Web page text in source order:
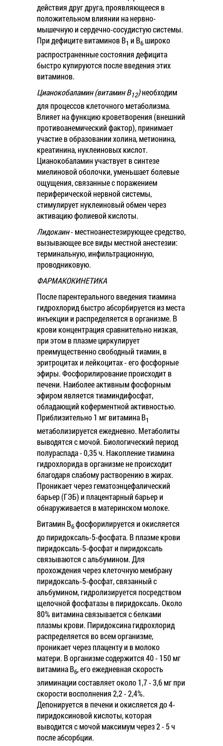
действия друг друга, проявляющееся в
положительном влиянии на нервно-
мышечную и сердечно-сосудистую системы.
При дефиците витаминов B1 и В6 широко
распространенные состояния дефицита
быстро купируются после введения этих
витаминов.
Цианокобаламин (витамин B12)необходим
для процессов клеточного метаболизма.
Влияет на функцию кроветворения (внешний
противоанемический фактор), принимает
участие в образовании холина, метионина,
креатинина, нуклеиновых кислот.
Цианокобаламин участвует в синтезе
миелиновой оболочки, уменьшает болевые
ощущения, связанные с поражением
периферической нервной системы,
стимулирует нуклеиновый обмен через
активацию фолиевой кислоты.
Лидокаин- местноанестезирующее средство,
вызывающее все виды местной анестезии:
терминальную, инфильтрационную,
проводниковую.
ФАРМАКОКИНЕТИКА
После парентерального введения тиамина
гидрохлорид быстро абсорбируется из места
инъекции и распределяется в организме. В
крови концентрация сравнительно низкая,
при этом в плазме циркулирует
преимущественно свободный тиамин, в
эритроцитах и лейкоцитах - его фосфорные
эфиры. Фосфорилирование происходит в
печени. Наиболее активным фосфорным
эфиром является тиаминдифосфат,
обладающий коферментной активностью.
Приблизительно 1 мг витамина B1
метаболизируется ежедневно. Метаболиты
выводятся с мочой. Биологический период
полураспада - 0,35 ч. Накопление тиамина
гидрохлорида в организме не происходит
благодаря слабому растворению в жирах.
Проникает через гематоэнцефалический
барьер (ГЭБ) и плацентарный барьер и
обнаруживается в материнском молоке.
Витамин В6фосфорилируется и окисляется
до пиридоксаль-5-фосфата. В плазме крови
пиридоксаль-5-фосфат и пиридоксаль
связываются с альбумином. Для
прохождения через клеточную мембрану
пиридоксаль-5-фосфат, связанный с
альбумином, гидролизируется посредством
щелочной фосфатазы в пиридоксаль. Около
80% витамина связывается с белками
плазмы крови. Пиридоксина гидрохлорид
распределяется во всем организме,
проникает через плаценту и в молоко
матери. В организме содержится 40 - 150 мг
витамина В6, его ежедневная скорость
элиминации составляет около 1,7 - 3,6 мг при
скорости восполнения 2,2 - 2,4%.
Депонируется в печени и окисляется до 4-
пиридоксиновой кислоты, которая
выводится с мочой максимум через 2 - 5 ч
после абсорбции.